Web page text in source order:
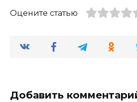
Оцените статью
Добавить